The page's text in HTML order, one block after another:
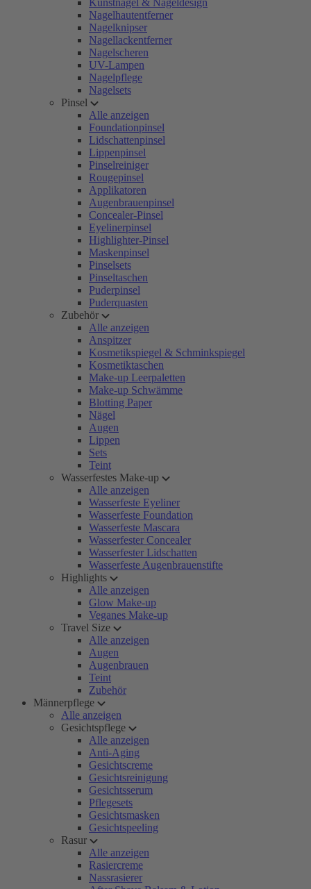
Kunstnägel & Nageldesign
Nagelhautentferner
Nagelknipser
Nagellackentferner
Nagelscheren
UV-Lampen
Nagelpflege
Nagelsets
Pinsel
Alle anzeigen
Foundationpinsel
Lidschattenpinsel
Lippenpinsel
Pinselreiniger
Rougepinsel
Applikatoren
Augenbrauenpinsel
Concealer-Pinsel
Eyelinerpinsel
Highlighter-Pinsel
Maskenpinsel
Pinselsets
Pinseltaschen
Puderpinsel
Puderquasten
Zubehör
Alle anzeigen
Anspitzer
Kosmetikspiegel & Schminkspiegel
Kosmetiktaschen
Make-up Leerpaletten
Make-up Schwämme
Blotting Paper
Nägel
Augen
Lippen
Sets
Teint
Wasserfestes Make-up
Alle anzeigen
Wasserfeste Eyeliner
Wasserfeste Foundation
Wasserfeste Mascara
Wasserfester Concealer
Wasserfester Lidschatten
Wasserfeste Augenbrauenstifte
Highlights
Alle anzeigen
Glow Make-up
Veganes Make-up
Travel Size
Alle anzeigen
Augen
Augenbrauen
Teint
Zubehör
Männerpflege
Alle anzeigen
Gesichtspflege
Alle anzeigen
Anti-Aging
Gesichtscreme
Gesichtsreinigung
Gesichtsserum
Pflegesets
Gesichtsmasken
Gesichtspeeling
Rasur
Alle anzeigen
Rasiercreme
Nassrasierer